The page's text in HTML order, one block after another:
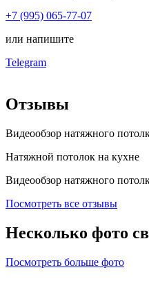
+7 (995) 065-77-07
или напишите
Telegram
Отзывы
Видеообзор натяжного
Натяжной потолок на кухне
Видеообзор натяжного
Посмотреть все отзывы
Несколько фото
Посмотреть больше фото